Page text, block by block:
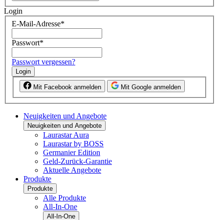
Login
E-Mail-Adresse*
Passwort*
Passwort vergessen?
Login
Mit Facebook anmelden Mit Google anmelden
Neuigkeiten und Angebote
Neuigkeiten und Angebote
Laurastar Aura
Laurastar by BOSS
Germanier Edition
Geld-Zurück-Garantie
Aktuelle Angebote
Produkte
Produkte
Alle Produkte
All-In-One
All-In-One